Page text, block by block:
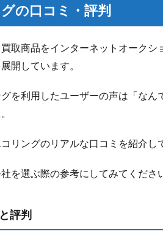
の口コミ・評判
取商品をインターネットオーク
開しています。
を利用したユーザーの声は「な
リングのリアルな口コミを紹介し
を選ぶ際の参考にしてみてくださ
評判